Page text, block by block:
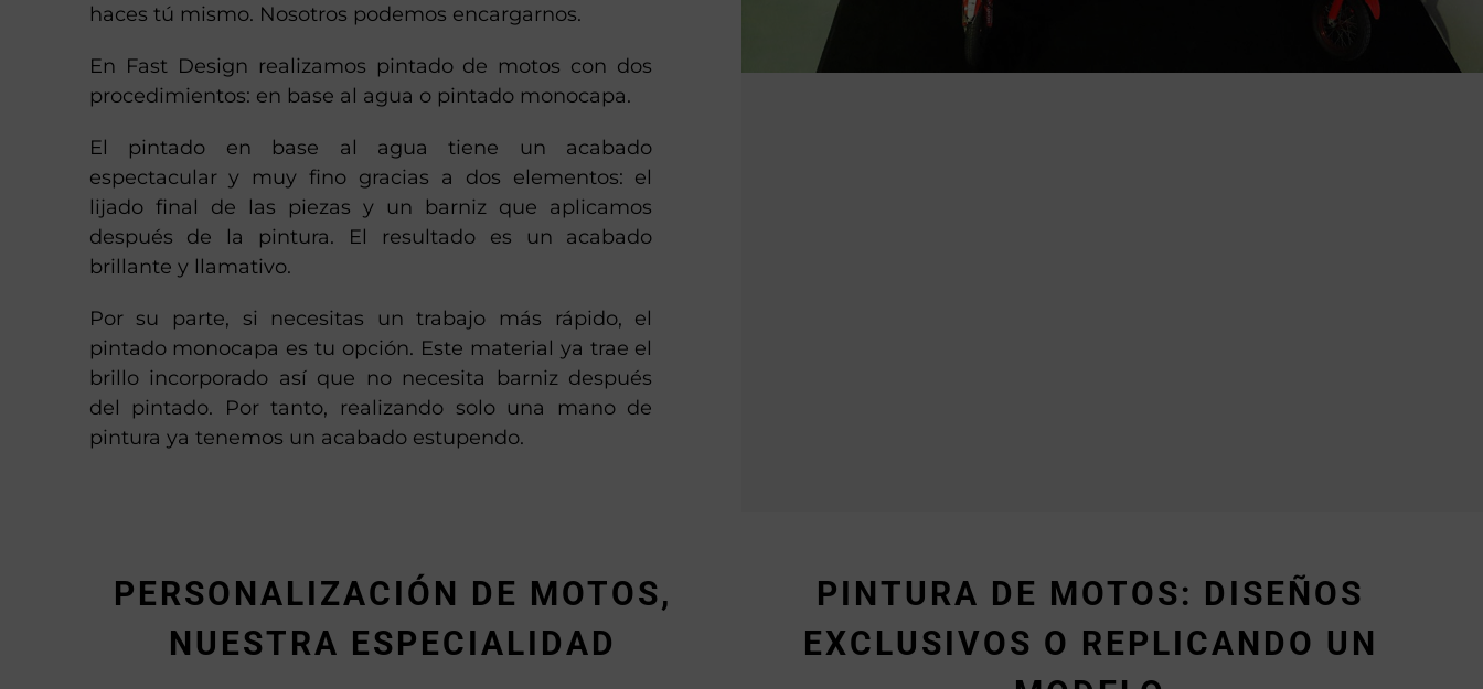
haces tú mismo. Nosotros podemos encargarnos.
En Fast Design realizamos pintado de motos con dos
procedimientos: en base al agua o pintado monocapa.
El pintado en base al agua tiene un acabado
espectacular y muy fino gracias a dos elementos: el
lijado final de las piezas y un barniz que aplicamos
después de la pintura. El resultado es un acabado
brillante y llamativo.
Por su parte, si necesitas un trabajo más rápido, el
pintado monocapa es tu opción. Este material ya trae el
brillo incorporado así que no necesita barniz después
del pintado. Por tanto, realizando solo una mano de
pintura ya tenemos un acabado estupendo.
PERSONALIZACIÓN DE MOTOS,
NUESTRA ESPECIALIDAD
PINTURA DE MOTOS: DISEÑOS
EXCLUSIVOS O REPLICANDO UN